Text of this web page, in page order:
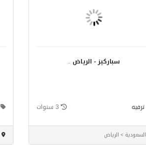
سباركيز - الرياض ..
ترفيه 3 سنوات
السعودية > الرياض